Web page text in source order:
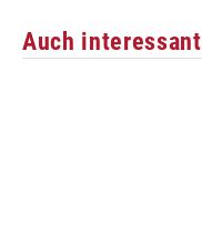
Auch interessant